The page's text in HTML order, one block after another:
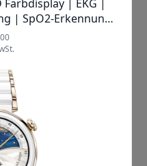
mit GPS-
Anrufen
haben: Die
17,4 Stunden
alle
wie GPS,
und Beidou
ortbar. Ob